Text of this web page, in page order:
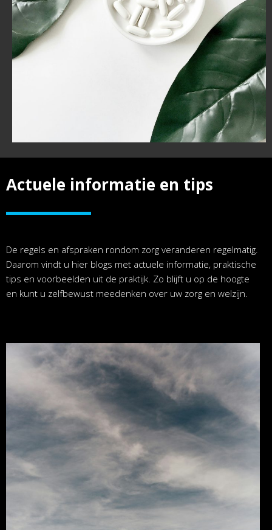
Actuele informatie en tips
De regels en afspraken rondom zorg veranderen regelmatig.
Daarom vindt u hier blogs met actuele informatie, praktische
tips en voorbeelden uit de praktijk. Zo blijft u op de hoogte
en kunt u zelfbewust meedenken over uw zorg en welzijn.